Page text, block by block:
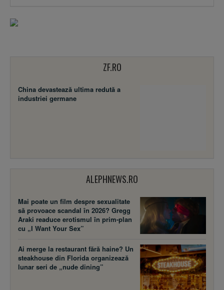
ZF.RO
China devastează ultima redută a
industriei germane
ALEPHNEWS.RO
Mai poate un film despre sexualitate
să provoace scandal în 2026? Gregg
Araki readuce erotismul în prim-plan
cu „I Want Your Sex”
Ai merge la restaurant fără haine? Un
steakhouse din Florida organizează
lunar seri de „nude dining”